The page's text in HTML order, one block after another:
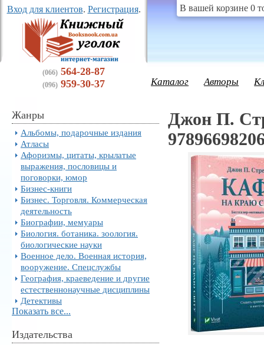
Вход для клиентов. Регистрация.
(066) 564-28-87
(096) 959-30-37
В вашей корзине 0
Каталог Авторы
Жанры
Альбомы, подарочные издания
Атласы
Афоризмы, цитаты, крылатые
выражения, пословицы и
поговорки, юмор
Бизнес-книги
Бизнес. Торговля. Коммерческая
деятельность
Биографии, мемуары
Биология. ботаника. зоология.
биологические науки
Военное дело. Военная история,
вооружение. Спецслужбы
География, краеведение и другие
естественнонаучные дисциплины
Детективы
Показать все...
Издательства
Джон П.